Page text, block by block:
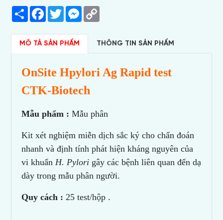
Share Facebook
TwitterMessenger
MÔ TẢ SẢN PHẨM THÔNG TIN SẢN PHẨM
OnSite Hpylori Ag Rapid test
CTK-Biotech
Mẫu phẩm : Mẫu phân
Kit xét nghiệm miễn dịch sắc ký cho chẩn đoán
nhanh và định tính phát hiện kháng nguyên của
vi khuẩn H. Pylori gây các bệnh liên quan đến dạ
dày trong mẫu phân người.
Quy cách : 25 test/hộp .